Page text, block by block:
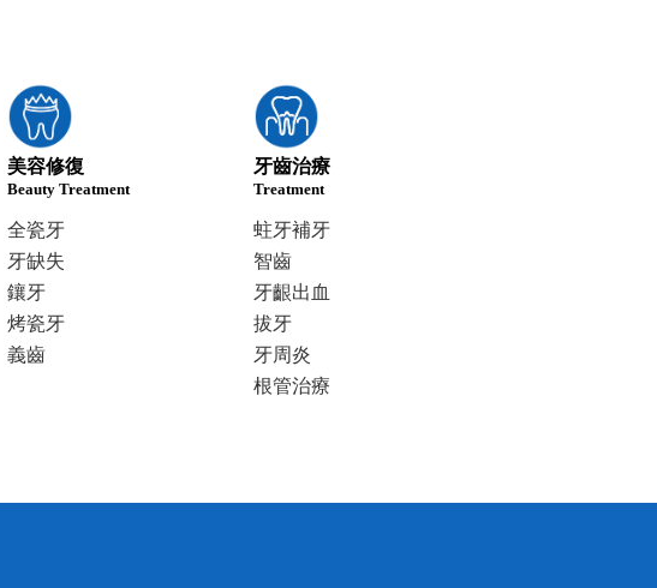
美容修復
Beauty Treatment
全瓷牙
牙缺失
鑲牙
烤瓷牙
義齒
牙齒治療
Treatment
蛀牙補牙
智齒
牙齦出血
拔牙
牙周炎
根管治療